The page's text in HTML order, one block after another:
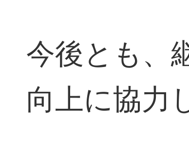
今後とも、
向上に協力